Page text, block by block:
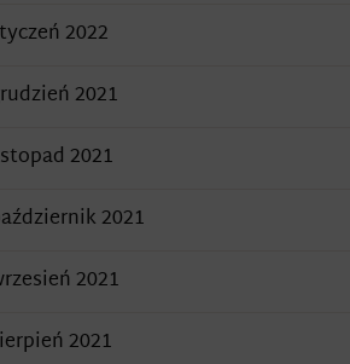
2022
2021
2021
2021
2021
2021